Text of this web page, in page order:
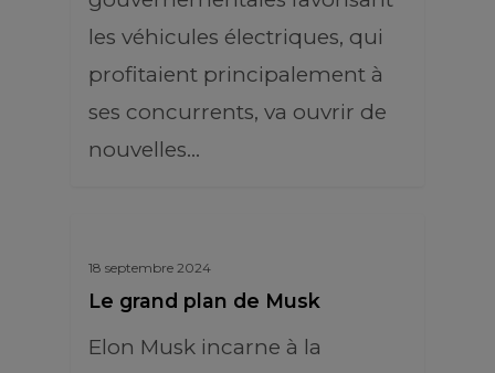
les véhicules électriques, qui
profitaient principalement à
ses concurrents, va ouvrir de
nouvelles…
18 septembre 2024
Le grand plan de Musk
Elon Musk incarne à la